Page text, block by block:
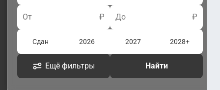
От ₽ До ₽
Сдан 2026 2027 2028+
Ещё фильтры Найти